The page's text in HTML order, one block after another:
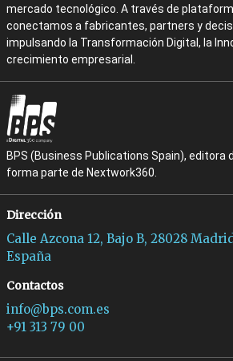
mercado tecnológico. A través de
conectamos a fabricantes, partners y
impulsando la Transformación Digital, la
crecimiento empresarial.
BPS (Business Publications Spain), editora
forma parte de Nextwork360.
Dirección
Calle Azcona 12, Bajo B, 28028
España
Contactos
info@bps.com.es
+91 313 79 00